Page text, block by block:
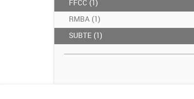
FFCC (1)
RMBA (1)
SUBTE (1)